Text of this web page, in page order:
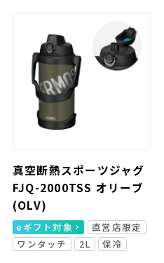
真空断熱スポーツジャグ
FJQ-2000TSS オリーブ
(OLV)
eギフト対象
直営店限定
ワンタッチ
2L 保冷